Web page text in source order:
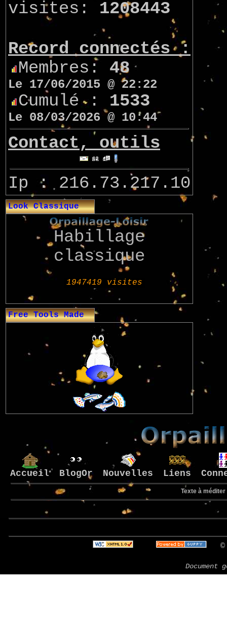
visites: 1208443
Record connectés :
Membres: 48
Le 17/06/2015 @ 22:22
Cumulé : 1533
Le 08/03/2026 @ 10:44
Contact, outils
Ip : 216.73.217.10
Look Classique
Habillage
classique
Free Tools Made
Accueil BlogOr Nouvelles Liens
Texte à méditer
©
Document